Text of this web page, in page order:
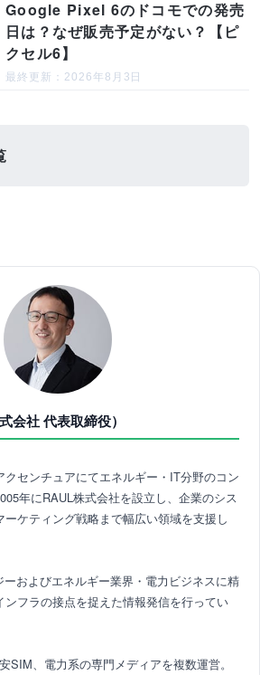
Google Pixel 6のドコモでの発売
日は？なぜ販売予定がない？【ピ
クセル6】
最終更新：2026年8月3日
会社 代表取締役）
クセンチュアにてエネルギー・IT分野のコン
年にRAUL株式会社を設立し、企業のシス
ケティング戦略まで幅広い領域を支援し
およびエネルギー業界・電力ビジネスに精
フラの接点を捉えた情報発信を行ってい
SIM、電力系の専門メディアを複数運営。